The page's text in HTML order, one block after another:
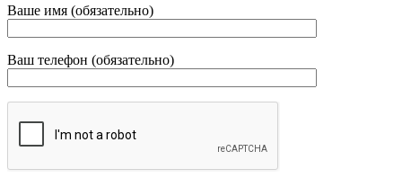
Ваше имя (обязательно)
Ваш телефон (обязательно)